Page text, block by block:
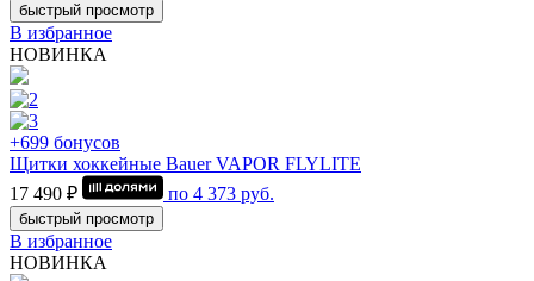
быстрый просмотр
В избранное
НОВИНКА
+699 бонусов
Щитки хоккейные Bauer VAPOR FLYLITE
17 490 ₽
по 4 373 руб.
быстрый просмотр
В избранное
НОВИНКА